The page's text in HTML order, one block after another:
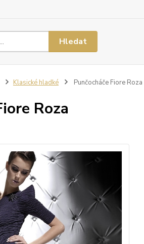
Hledat
Klasické hladké Punčocháče Fiore Roza
Roza